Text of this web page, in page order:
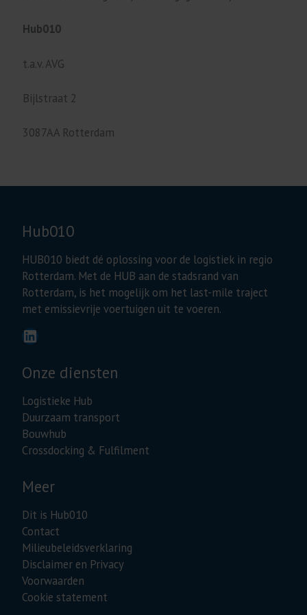
Hub010
t.a.v. AVG
Bijlstraat 2
3087AA Rotterdam
Hub010
HUB010 biedt dé oplossing voor de logistiek in regio
Rotterdam. Met de HUB aan de stadsrand van
Rotterdam, is het mogelijk om het last-mile traject
met emissievrije voertuigen uit te voeren.
LinkedIn
Onze diensten
Logistieke Hub
Duurzaam transport
Bouwhub
Crossdocking & Fulfilment
Meer
Dit is Hub010
Contact
Milieubeleidsverklaring
Disclaimer en Privacy
Voorwaarden
Cookie statement